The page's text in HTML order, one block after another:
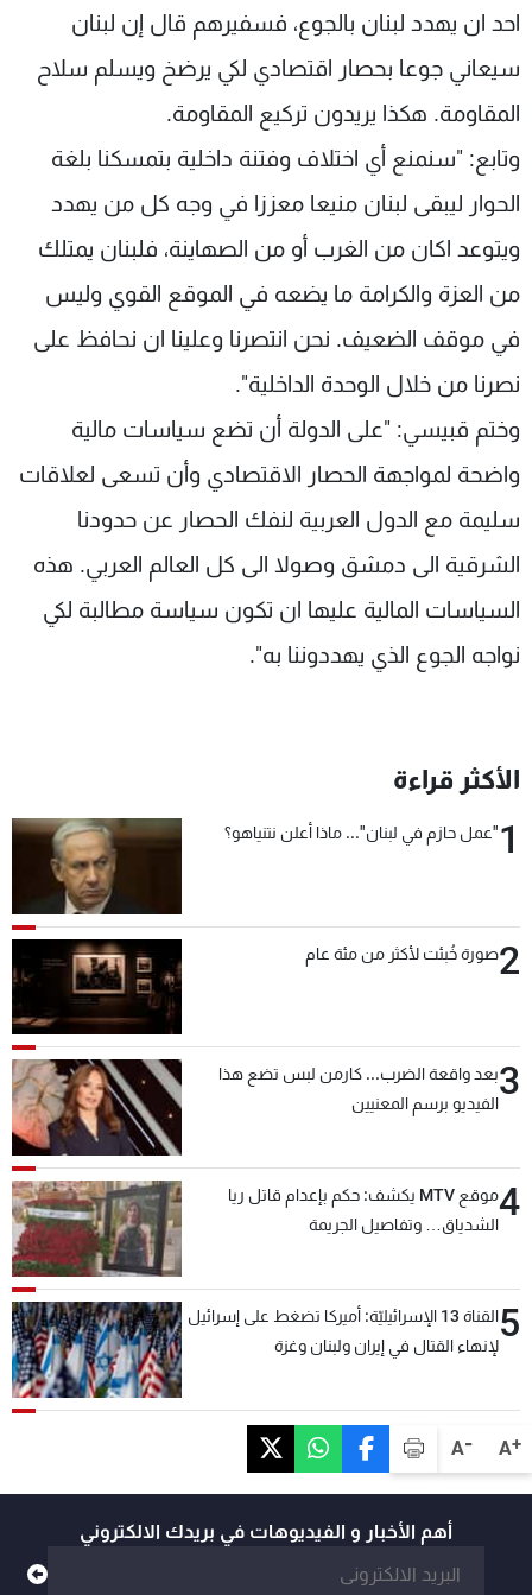
A+
A-
احد ان يهدد لبنان بالجوع، فسفيرهم قال إن لبنان
سيعاني جوعا بحصار اقتصادي لكي يرضخ ويسلم سلاح
المقاومة. هكذا يريدون تركيع المقاومة.
وتابع: "سنمنع أي اختلاف وفتنة داخلية بتمسكنا بلغة
الحوار ليبقى لبنان منيعا معززا في وجه كل من يهدد
ويتوعد اكان من الغرب أو من الصهاينة، فلبنان يمتلك
من العزة والكرامة ما يضعه في الموقع القوي وليس
في موقف الضعيف. نحن انتصرنا وعلينا ان نحافظ على
نصرنا من خلال الوحدة الداخلية".
وختم قبيسي: "على الدولة أن تضع سياسات مالية
واضحة لمواجهة الحصار الاقتصادي وأن تسعى لعلاقات
سليمة مع الدول العربية لنفك الحصار عن حدودنا
الشرقية الى دمشق وصولا الى كل العالم العربي. هذه
السياسات المالية عليها ان تكون سياسة مطالبة لكي
نواجه الجوع الذي يهددوننا به".
الأكثر قراءة
1"عمل حازم في لبنان"... ماذا أعلن نتنياهو؟
2صورة خُبئت لأكثر من مئة عام
3بعد واقعة الضرب... كارمن لبس تضع هذا
الفيديو برسم المعنيين
4
موقع MTV يكشف: حكم بإعدام قاتل ريا
الشدياق… وتفاصيل الجريمة
5
القناة 13 الإسرائيليّة: أميركا تضغط على إسرائيل
لإنهاء القتال في إيران ولبنان وغزة
أهم الأخبار و الفيديوهات في بريدك الالكتروني